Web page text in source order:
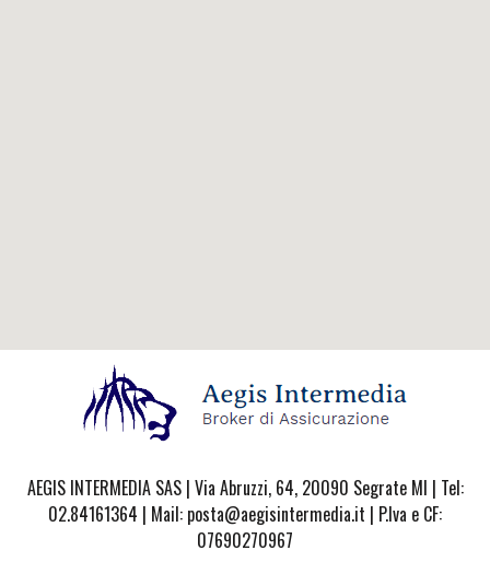
AEGIS INTERMEDIA SAS | Via Abruzzi, 64, 20090 Segrate MI | Tel:
02.84161364 | Mail: posta@aegisintermedia.it | P.Iva e CF:
07690270967